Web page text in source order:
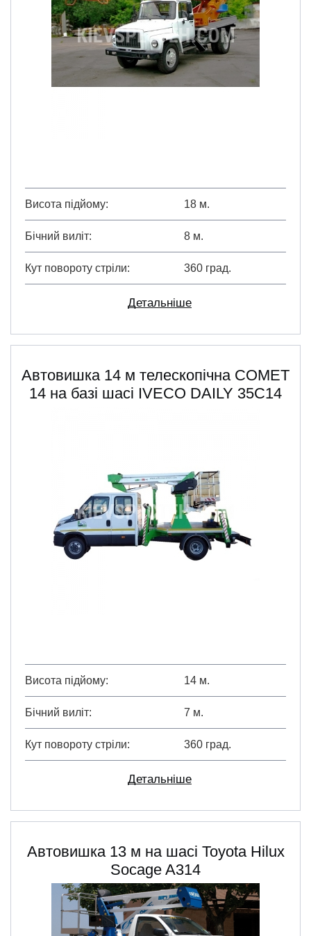
Висота підйому 18 м.
Бічний виліт 8 м.
Кут повороту стріли 360 град.
Детальніше
Автовишка 14 м телескопічна COMET
14 на базі шасі IVECO DAILY 35C14
Висота підйому 14 м.
Бічний виліт 7 м.
Кут повороту стріли 360 град.
Детальніше
Автовишка 13 м на шасі Toyota Hilux
Socage A314